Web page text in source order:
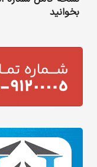
بخوانید